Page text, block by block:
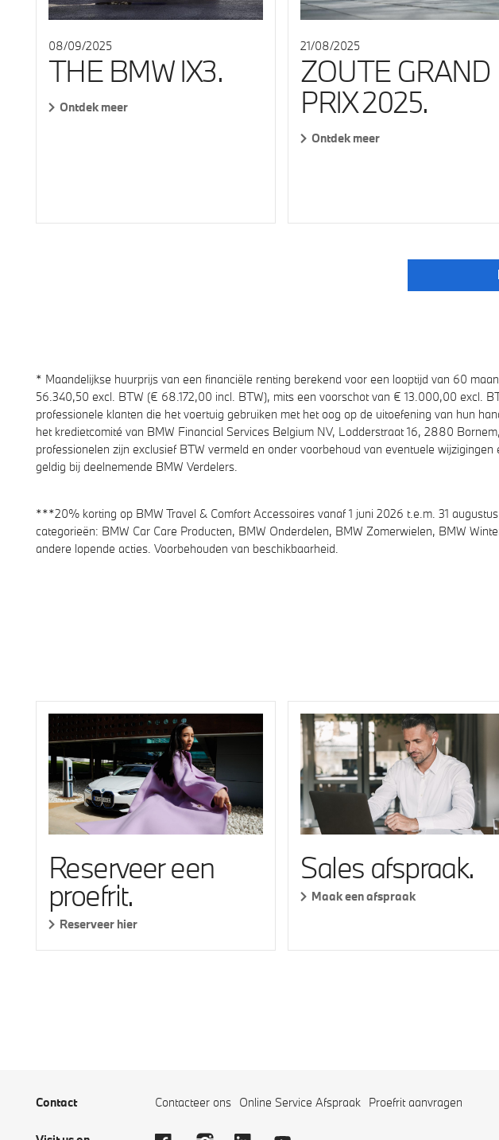
08/09/2025
THE BMW IX3.
Ontdek meer
21/08/2025
ZOUTE GRAND
PRIX 2025.
Ontdek meer
* Maandelijkse huurprijs van een financiële renting berekend voor een looptijd van 60
56.340,50 excl. BTW (€ 68.172,00 incl. BTW), mits een voorschot van € 13.000,00 excl.
professionele klanten die het voertuig gebruiken met het oog op de uitoefening van hun
het kredietcomité van BMW Financial Services Belgium NV, Lodderstraat 16, 2880
professionelen zijn exclusief BTW vermeld en onder voorbehoud van eventuele
geldig bij deelnemende BMW Verdelers.
***20% korting op BMW Travel & Comfort Accessoires vanaf 1 juni 2026 t.e.m. 31
categorieën: BMW Car Care Producten, BMW Onderdelen, BMW Zomerwielen, BMW
andere lopende acties. Voorbehouden van beschikbaarheid.
Reserveer een
proefrit.
Reserveer hier
Sales afspraak.
Maak een afspraak
Contact Contacteer ons Online Service Afspraak Proefrit aanvragen